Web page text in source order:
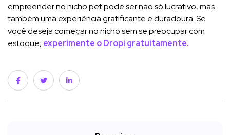
empreender no nicho pet pode ser não só lucrativo, mas
também uma experiência gratificante e duradoura. Se
você deseja começar no nicho sem se preocupar com
estoque, experimente o Dropi gratuitamente.